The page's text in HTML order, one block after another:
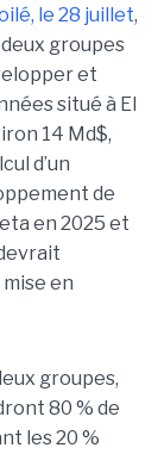
le 28 juillet,
groupes
et
situé à El
14 Md$,
d’un
de
en 2025 et
en
groupes,
80 % de
les 20 %